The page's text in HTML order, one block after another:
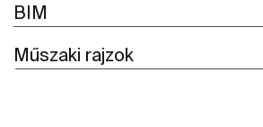
BIM
Műszaki rajzok